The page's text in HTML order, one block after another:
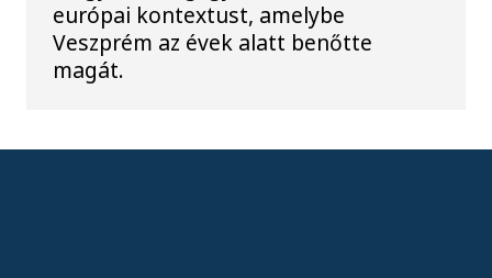
európai kontextust, amelybe
Veszprém az évek alatt benőtte
magát.